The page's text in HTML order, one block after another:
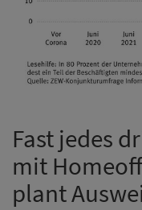
Fast jedes
mit
plant